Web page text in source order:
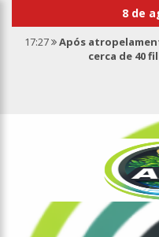
8 de
17:27
Após
cerca de 40
Haras Nilton Lins
Saiba quem é
de
Consumidores
mau cheiro em freezer
08:00
Justiça proíbe ex-